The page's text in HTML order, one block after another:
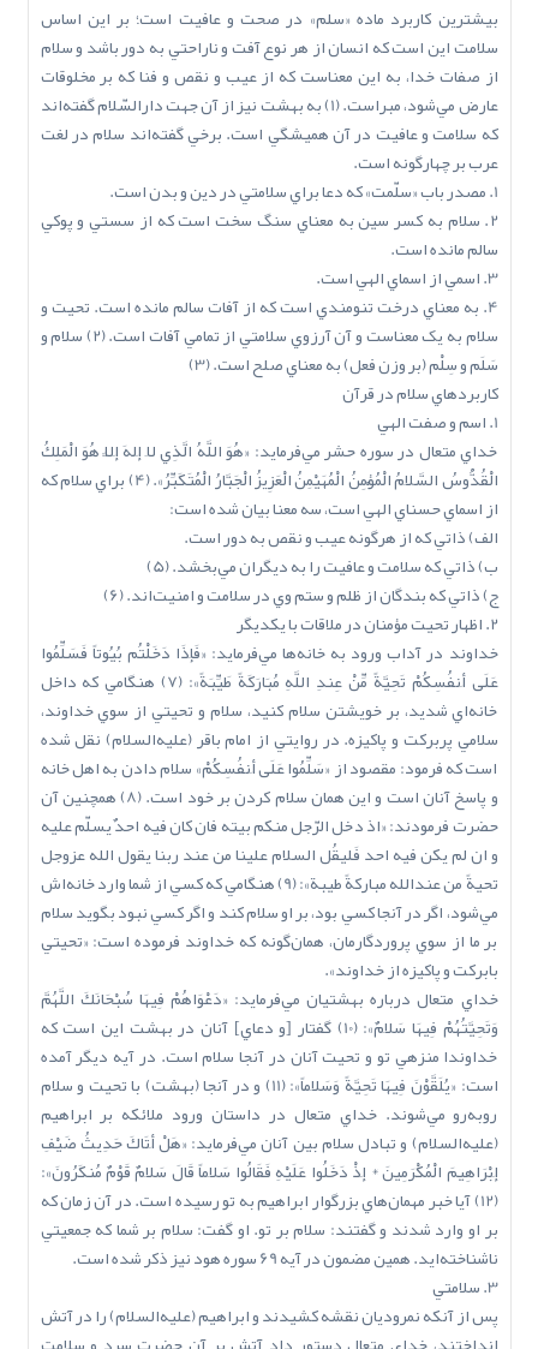
بيشترين کاربرد ماده «سلم» در صحت و عافيت است؛ بر اين اساس
سلامت اين است که انسان از هر نوع آفت و ناراحتي به دور باشد و سلام
از صفات خدا، به اين معناست که از عيب و نقص و فنا که بر مخلوقات
عارض مي‌شود، مبراست. (1) به بهشت نيز از آن جهت دارالسّلام گفته‌اند
که سلامت و عافيت در آن هميشگي است. برخي گفته‌اند سلام در لغت
عرب بر چهارگونه است.
1. مصدر باب «سلّمت» که دعا براي سلامتي در دين و بدن است.
2. سلام به کسر سين به معناي سنگ سخت است که از سستي و پوکي
سالم مانده است.
3. اسمي از اسماي الهي است.
4. به معناي درخت تنومندي است که از آفات سالم مانده است. تحيت و
سلام به يک معناست و آن آرزوي سلامتي از تمامي آفات است. (2) سلام و
سَلَم و سِلْم (بر وزن فعل) به معناي صلح است. (3)
کاربردهاي سلام در قرآن
1. اسم و صفت الهي
خداي متعال در سوره حشر مي‌فرمايد: «هُوَ اللَّهُ الَّذِي لاَ إِلهَ إِلَّا هُوَ الْمَلِكُ
الْقُدُّوسُ السَّلاَمُ الْمُؤْمِنُ الْمُهَيْمِنُ الْعَزِيزُ الْجَبَّارُ الْمُتَكَبِّرُ». (4) براي سلام که
از اسماي حسناي الهي است، سه معنا بيان شده است:
الف) ذاتي که از هرگونه عيب و نقص به دور است.
ب) ذاتي که سلامت و عافيت را به ديگران مي‌بخشد. (5)
ج) ذاتي که بندگان از ظلم و ستم وي در سلامت و امنيت‌اند. (6)
2. اظهار تحيت مؤمنان در ملاقات با يکديگر
خداوند در آداب ورود به خانه‌ها مي‌فرمايد: «فَإِذَا دَخَلْتُم بُيُوتاً فَسَلِّمُوا
عَلَى‌ أَنفُسِكُمْ تَحِيَّةً مِّنْ عِندِ اللَّهِ مُبَارَكَةً طَيِّبَةً»: (7) هنگامي که داخل
خانه‌اي شديد، بر خويشتن سلام کنيد، سلام و تحيتي از سوي خداوند،
سلامي پربرکت و پاکيزه. در روايتي از امام باقر (عليه‌السلام) نقل شده
است که فرمود: مقصود از «سَلِّمُوا عَلَى‌ أَنفُسِكُمْ» سلام دادن به اهل خانه
و پاسخ آنان است و اين همان سلام کردن بر خود است. (8) همچنين آن
حضرت فرمودند: «اذ دخل الرّجل منکم بيته فان کان فيه احدٌ يسلّم عليه
و ان لم يکن فيه احد فَليقُل السلام علينا من عند ربنا يقول الله عزوجل
تحيةً من عندالله مبارکةً طيبة»: (9) هنگامي که کسي از شما وارد خانه‌اش
مي‌شود، اگر در آنجا کسي بود، بر او سلام کند و اگر کسي نبود بگويد سلام
بر ما از سوي پروردگارمان، همان‌گونه که خداوند فرموده است: «تحيتي
بابرکت و پاکيزه از خداوند».
خداي متعال درباره بهشتيان مي‌فرمايد: «دَعْوَاهُمْ فِيهَا سُبْحَانَكَ اللَّهُمَّ
وَتَحِيَّتُهُمْ فِيهَا سَلاَمٌ»: (10) گفتار [و دعاي] آنان در بهشت اين است که
خداوندا منزهي تو و تحيت آنان در آنجا سلام است. در آيه ديگر آمده
است: «يُلَقَّوْنَ فِيهَا تَحِيَّةً وَسَلاَماً»: (11) و در آنجا (بهشت) با تحيت و سلام
روبه‌رو مي‌شوند. خداي متعال در داستان ورود ملائکه بر ابراهيم
(عليه‌السلام) و تبادل سلام بين آنان مي‌فرمايد: «هَلْ أَتَاكَ حَدِيثُ ضَيْفِ
إِبْرَاهِيمَ الْمُكْرَمِينَ * إِذْ دَخَلُوا عَلَيْهِ فَقَالُوا سَلاَماً قَالَ سَلاَمٌ قَوْمٌ مُنكَرُونَ»:
(12) آيا خبر مهمان‌هاي بزرگوار ابراهيم به تو رسيده است. در آن زمان که
بر او وارد شدند و گفتند: سلام بر تو. او گفت: سلام بر شما که جمعيتي
ناشناخته‌ايد. همين مضمون در آيه 69 سوره هود نيز ذکر شده است.
3. سلامتي
پس از آنکه نمروديان نقشه کشيدند و ابراهيم (عليه‌السلام) را در آتش